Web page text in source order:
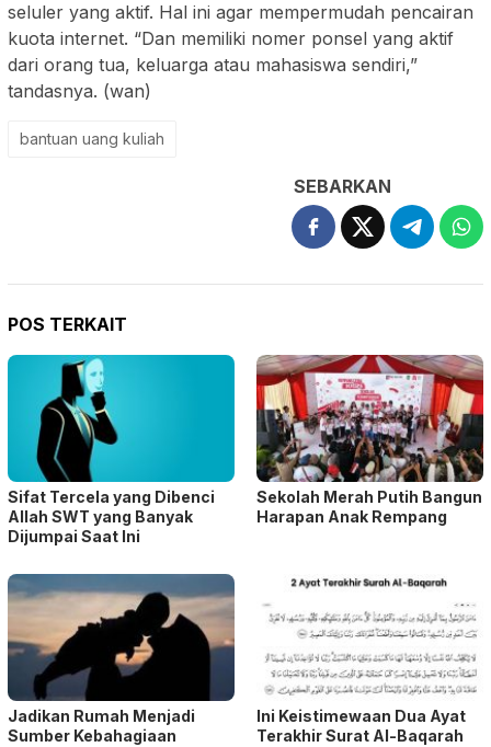
seluler yang aktif. Hal ini agar mempermudah pencairan
kuota internet. “Dan memiliki nomer ponsel yang aktif
dari orang tua, keluarga atau mahasiswa sendiri,”
tandasnya. (wan)
bantuan uang kuliah
SEBARKAN
POS TERKAIT
Sifat Tercela yang Dibenci
Allah SWT yang Banyak
Dijumpai Saat Ini
Sekolah Merah Putih Bangun
Harapan Anak Rempang
Jadikan Rumah Menjadi
Sumber Kebahagiaan
Ini Keistimewaan Dua Ayat
Terakhir Surat Al-Baqarah